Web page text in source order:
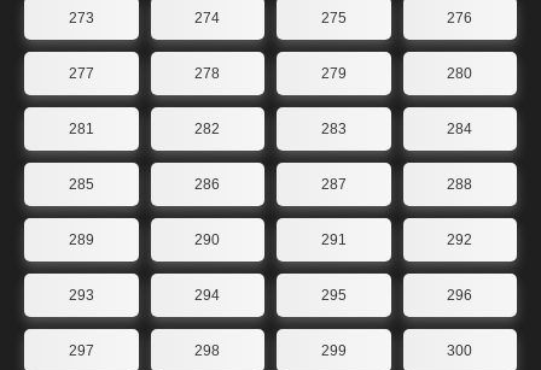
273 274 275 276
277 278 279 280
281 282 283 284
285 286 287 288
289 290 291 292
293 294 295 296
297 298 299 300